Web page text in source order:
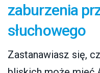
zaburzenia
słuchowego
Zastanawiasz się,